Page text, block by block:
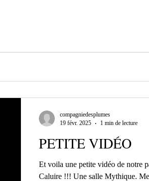
PETITE VIDÉO
Et voila une petite vidéo de notre
Caluire !!! Une salle Mythique.
compagniedesplumes
19 févr. 2025
1 min de lecture